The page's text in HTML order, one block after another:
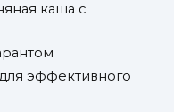
каша с
эффективного